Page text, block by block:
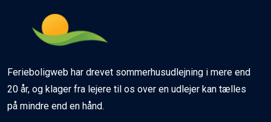
Ferieboligweb har drevet sommerhusudlejning i mere end
20 år, og klager fra lejere til os over en udlejer kan tælles
på mindre end en hånd.